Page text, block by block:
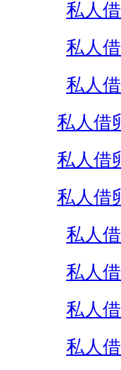
私人
私人
私人
私人借
私人借
私人借
私人
私人
私人
私人